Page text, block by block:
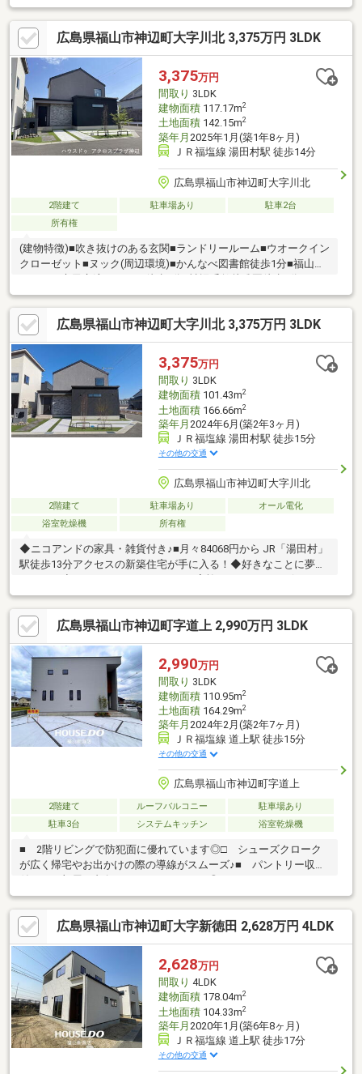
アーは【その場確定！ 見学予約する（無料）からご予約下さ
い】〇●〇●〇●〇●〇●〇●〇●〇●〇●〇●〇●〇●〇●◇アパレルブ
ランド監修によるモダンデザイナーズ住宅 高い天井から光が降
り注ぐ吹抜けリビングや、 L字型カウンター付のカフェ風ダイニ
ングが魅力。◇「洗う・干す・しまう」を1箇所で完結できる独
立ランドリールームや、 洗面室直結のファミリークローゼット
など共働き世帯に嬉しい先進の回遊動線
広島県福山市神辺町大字川北 3,375万円 3LDK
3,375万円
間取り 3LDK
建物面積117.17m2
土地面積142.15m2
築年月 2025年1月(築1年8ヶ月)
ＪＲ福塩線 湯田村駅 徒歩14分
広島県福山市神辺町大字川北
2階建て 駐車場あり
駐車2台
所有権
(建物特徴)■吹き抜けのある玄関■ランドリールーム■ウオークイン
クローゼット■ヌック(周辺環境)■かんなべ図書館徒歩1分■福山市
かんなべ市民交流センター徒歩5分■神辺千鶴幼稚園徒歩8分
広島県福山市神辺町大字川北 3,375万円 3LDK
3,375万円
間取り 3LDK
建物面積101.43m2
土地面積166.66m2
築年月 2024年6月(築2年3ヶ月)
ＪＲ福塩線 湯田村駅 徒歩15分
その他の交通
広島県福山市神辺町大字川北
2階建て 駐車場あり
オール電化
浴室乾燥機
所有権
◆ニコアンドの家具・雑貨付き♪■月々84068円から JR「湯田村」
駅徒歩13分アクセスの新築住宅が手に入る！◆好きなことに夢中
つ、プライベートな時間も大切にしたいですね。2階ホールスペー
スは、読書や趣味のための空間としても使い勝手の良いスペース
です。吹抜リビングが開放的でリラックス感のある雰囲気です。
広島県福山市神辺町字道上 2,990万円 3LDK
2,990万円
間取り 3LDK
建物面積110.95m2
土地面積164.29m2
築年月 2024年2月(築2年7ヶ月)
ＪＲ福塩線 道上駅 徒歩15分
その他の交通
広島県福山市神辺町字道上
2階建て ルーフバルコニー
駐車場あり
駐車3台
システムキッチン 浴室乾燥機
■ 2階リビングで防犯面に優れています◎□ シューズクローク
が広く帰宅やお出かけの際の導線がスムーズ♪■ パントリー収納
や設備が最新機能！【内見の流れ】〇 お電話にて内見のご希望
日時をお知らせください〇 現地集合・もしくはピックアップい
たします【その他物件のご相談】ご希望の金額で、エリアで、毎
月の返済など、お客様のニーズに合った物件を一緒にお探ししま
す！水曜日も休まず営業しております！お電話でもお気軽にお問
い合わせください！成華公式LINE（@857rnlip）
広島県福山市神辺町大字新徳田 2,628万円 4LDK
2,628万円
間取り 4LDK
建物面積178.04m2
土地面積104.33m2
築年月 2020年1月(築6年8ヶ月)
ＪＲ福塩線 道上駅 徒歩17分
その他の交通